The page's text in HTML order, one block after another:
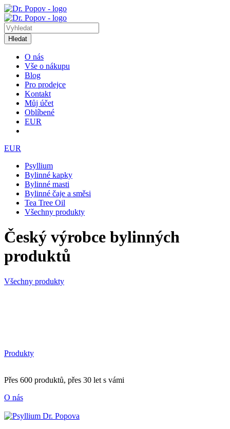
Hledat
O nás
Vše o nákupu
Blog
Pro prodejce
Kontakt
Můj účet
Oblíbené
EUR
EUR
Psyllium
Bylinné kapky
Bylinné masti
Bylinné čaje a směsi
Tea Tree Oil
Všechny produkty
Český výrobce bylinných
produktů
Všechny produkty
Produkty
Přes 600 produktů, přes 30 let s vámi
O nás